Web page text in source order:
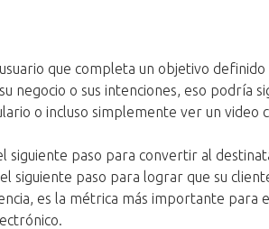
que completa un objetivo
negocio o sus intenciones, eso podría
o incluso simplemente ver un video
siguiente paso para convertir al
siguiente paso para lograr que su
es la métrica más importante para